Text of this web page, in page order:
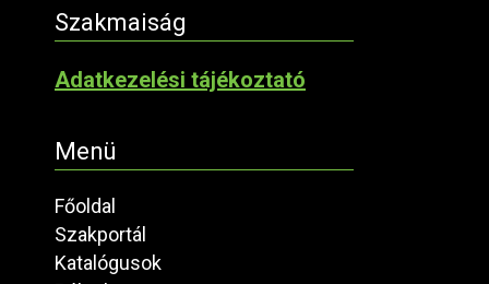
Szakmaiság
Adatkezelési tájékoztató
Menü
Főoldal
Szakportál
Katalógusok